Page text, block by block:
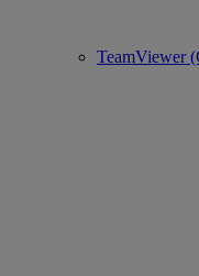
TeamViewer